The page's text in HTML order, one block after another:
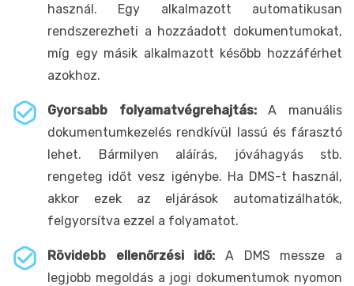
használ. Egy alkalmazott automatikusan
rendszerezheti a hozzáadott dokumentumokat,
míg egy másik alkalmazott később hozzáférhet
azokhoz.
Gyorsabb folyamatvégrehajtás:A manuális
dokumentumkezelés rendkívül lassú és fárasztó
lehet. Bármilyen aláírás, jóváhagyás stb.
rengeteg időt vesz igénybe. Ha DMS-t használ,
akkor ezek az eljárások automatizálhatók,
felgyorsítva ezzel a folyamatot.
Rövidebb ellenőrzési idő: A DMS messze a
legjobb megoldás a jogi dokumentumok nyomon